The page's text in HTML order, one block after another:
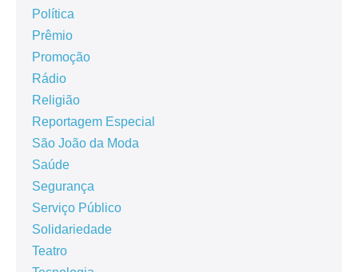
Política
Prêmio
Promoção
Rádio
Religião
Reportagem Especial
São João da Moda
Saúde
Segurança
Serviço Público
Solidariedade
Teatro